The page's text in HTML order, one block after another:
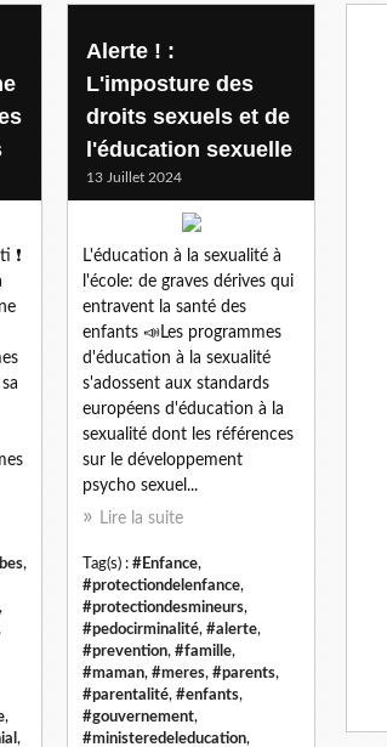
❗️
,
,
,
,
Alerte ! :
L'imposture des
droits sexuels et de
l'éducation sexuelle
13 Juillet 2024
L'éducation à la sexualité à
l'école: de graves dérives qui
entravent la santé des
enfants 📣Les programmes
d'éducation à la sexualité
s'adossent aux standards
européens d'éducation à la
sexualité dont les références
sur le développement
psycho sexuel...
Lire la suite
Tag(s) : #Enfance,
#protectiondelenfance,
#protectiondesmineurs,
#pedocirminalité, #alerte,
#prevention, #famille,
#maman, #meres, #parents,
#parentalité, #enfants,
#gouvernement,
#ministeredeleducation,